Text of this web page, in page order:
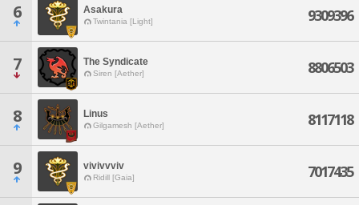
6 Asakura
Twintania [Light] 9309396
7 The Syndicate
Siren [Aether] 8806503
8 Linus
Gilgamesh [Aether] 8117118
9 vivivvviv
Ridill [Gaia] 7017435